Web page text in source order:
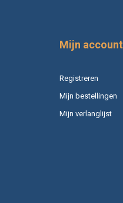
Mijn account
Registreren
Mijn bestellingen
Mijn verlanglijst